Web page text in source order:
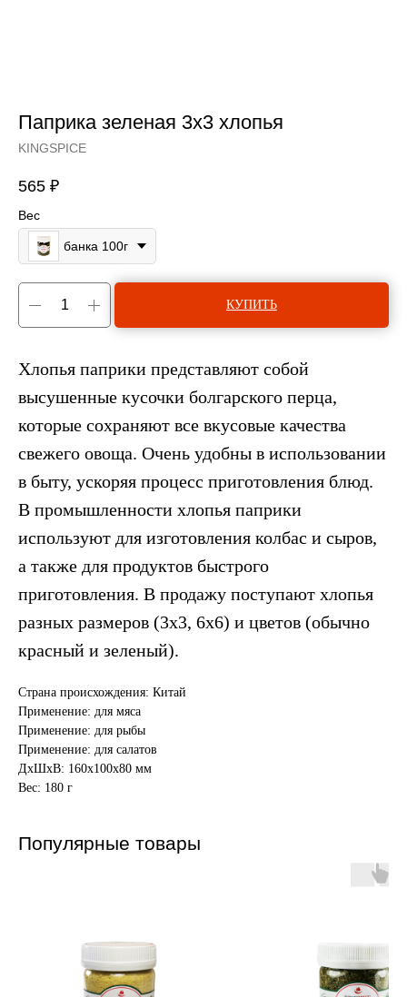
Паприка зеленая 3х3 хлопья
KINGSPICE
565 ₽
Вес
банка 100г
КУПИТЬ
Хлопья паприки представляют собой
высушенные кусочки болгарского перца,
которые сохраняют все вкусовые качества
свежего овоща. Очень удобны в использовании
в быту, ускоряя процесс приготовления блюд.
В промышленности хлопья паприки
используют для изготовления колбас и сыров,
а также для продуктов быстрого
приготовления. В продажу поступают хлопья
разных размеров (3х3, 6х6) и цветов (обычно
красный и зеленый).
Страна происхождения: Китай
Применение: для мяса
Применение: для рыбы
Применение: для салатов
ДxШxВ: 160x100x80 мм
Вес: 180 г
Популярные товары